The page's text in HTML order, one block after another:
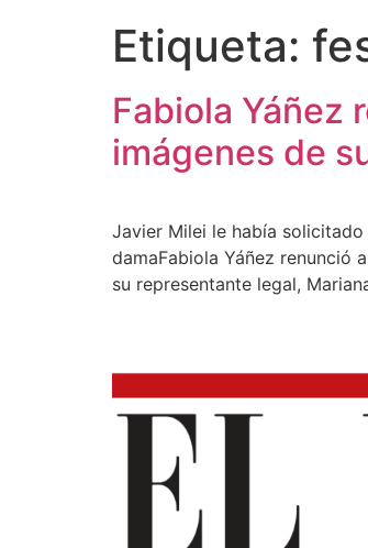
Etiqueta:
Fabiola Yáñez
imágenes de
Javier Milei le había
damaFabiola Yáñez renunció
su representante legal,